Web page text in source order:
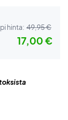
hinta: 49,95 €
17,00 €